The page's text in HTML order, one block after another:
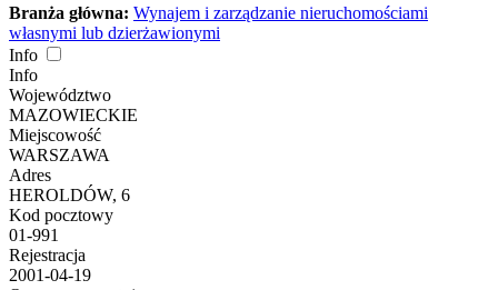
Branża główna: Wynajem i zarządzanie nieruchomościami
własnymi lub dzierżawionymi
Info
Info
Województwo
MAZOWIECKIE
Miejscowość
WARSZAWA
Adres
HEROLDÓW, 6
Kod pocztowy
01-991
Rejestracja
2001-04-19